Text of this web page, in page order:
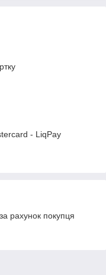
- LiqPay
рахунок покупця